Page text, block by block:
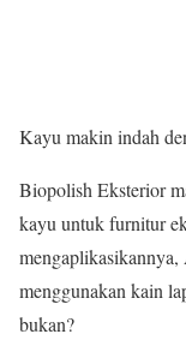
Kayu makin indah
Biopolish Eksterior
kayu untuk furnitur
mengaplikasikannya,
menggunakan kain
bukan?